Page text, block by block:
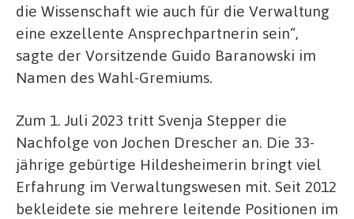
die Wissenschaft wie auch für die Verwaltung
eine exzellente Ansprechpartnerin sein“,
sagte der Vorsitzende Guido Baranowski im
Namen des Wahl-Gremiums.
Zum 1. Juli 2023 tritt Svenja Stepper die
Nachfolge von Jochen Drescher an. Die 33-
jährige gebürtige Hildesheimerin bringt viel
Erfahrung im Verwaltungswesen mit. Seit 2012
bekleidete sie mehrere leitende Positionen im